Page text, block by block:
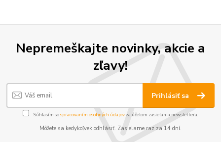
Nepremeškajte novinky, akcie a
zľavy!
Prihlásiť sa
Súhlasím sospracovaním osobných údajov za účelom zasielania newslettera.
Môžete sa kedykoľvek odhlásiť. Zasielame raz za 14 dní.